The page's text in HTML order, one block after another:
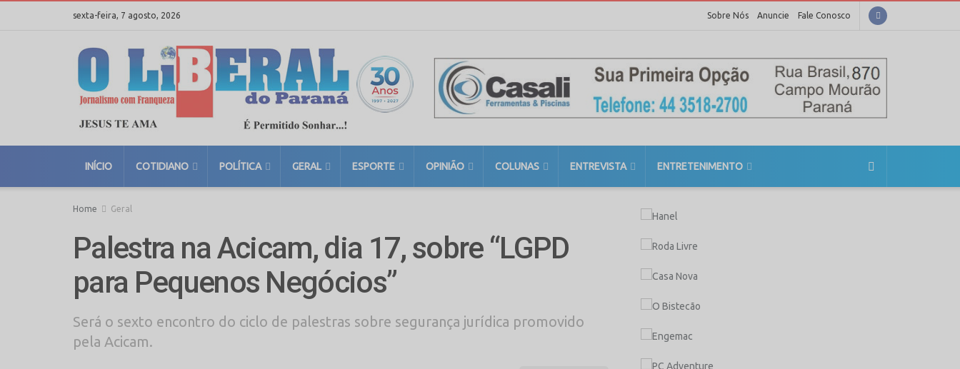
sexta-feira, 7 agosto, 2026 Sobre Nós Anuncie Fale Conosco
INÍCIO COTIDIANO POLÍTICA GERAL ESPORTE OPINIÃO COLUNAS ENTREVISTA ENTRETENIMENTO
Home Geral
Palestra na Acicam, dia 17, sobre “LGPD
para Pequenos Negócios”
Será o sexto encontro do ciclo de palestras sobre segurança jurídica promovido
pela Acicam.